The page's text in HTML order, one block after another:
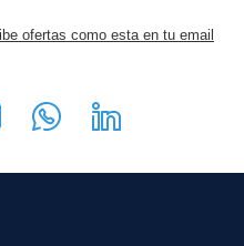
ofertas como esta en tu email